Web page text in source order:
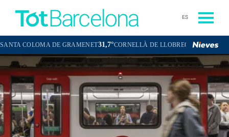
ES
DE GRAMENET31,7°CORNELLÀ DE LLOBREGAT32,2° SANT BOI